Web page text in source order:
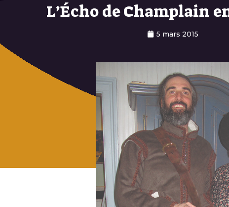
L’Écho de Champlain
5 mars 2015